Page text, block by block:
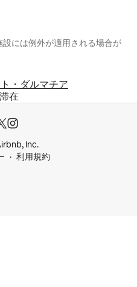
には例外が適用される場合が
・ダルマチア
在
Inc.
利用規約